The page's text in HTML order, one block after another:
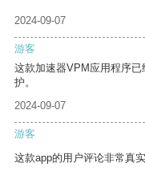
2024-09-07
游客
这款加速器VPM应用程序
护。
2024-09-07
游客
这款app的用户评论非常真